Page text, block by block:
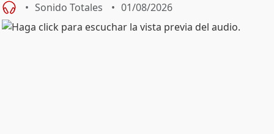
Sonido Totales 01/08/2026